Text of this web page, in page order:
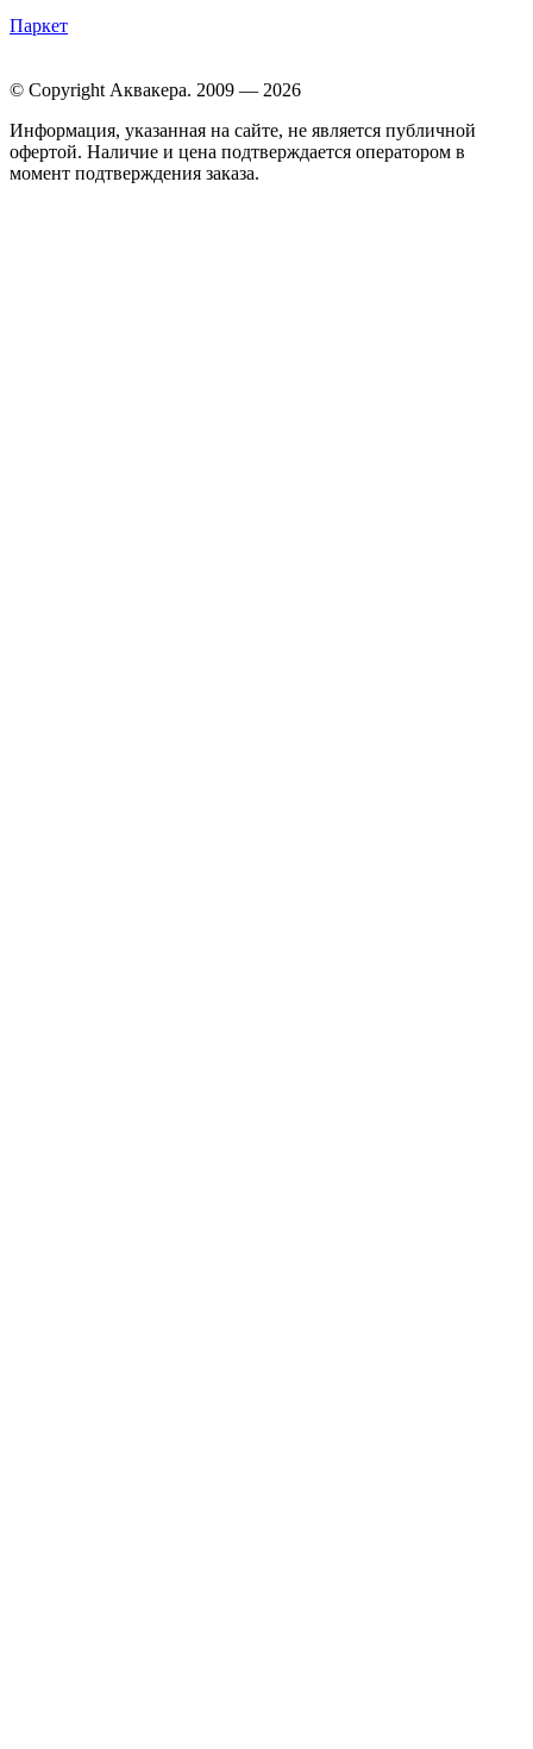
Паркет
© Copyright Аквакера. 2009 — 2026
Информация, указанная на сайте, не является публичной
офертой. Наличие и цена подтверждается оператором в
момент подтверждения заказа.